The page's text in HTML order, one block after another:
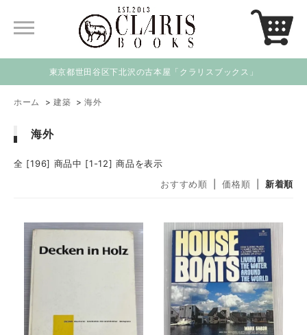
東京都世田谷区下北沢の古本屋「クラリスブックス」
ホーム > 建築 >海外
海外
全 [196] 商品中 [1-12] 商品を表示
おすすめ順
価格順 新着順